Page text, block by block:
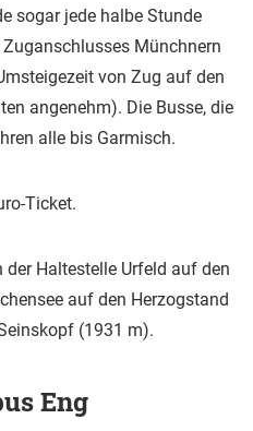
sogar jede halbe Stunde
Münchnern
von Zug auf den
angenehm). Die Busse, die
alle bis Garmisch.
Ticket.
der Haltestelle Urfeld auf den
auf den Herzogstand
(1931 m).
Eng